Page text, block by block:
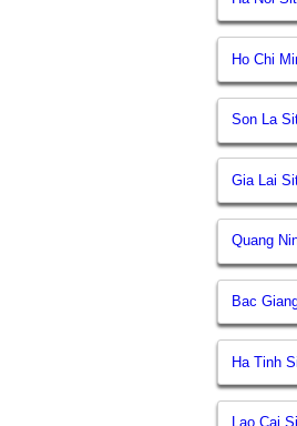
Ho Chi
Son La
Gia Lai
Quang
Bac
Ha Tinh
Lao Cai